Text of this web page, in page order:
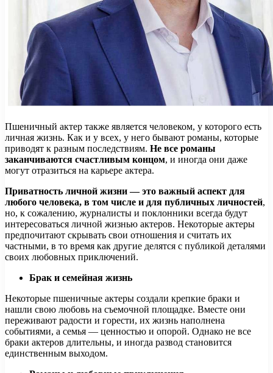
Пшеничный актер также является человеком, у которого есть
личная жизнь. Как и у всех, у него бывают романы, которые
приводят к разным последствиям. Не все романы
заканчиваются счастливым концом, и иногда они даже
могут отразиться на карьере актера.
Приватность личной жизни — это важный аспект для
любого человека, в том числе и для публичных личностей,
но, к сожалению, журналисты и поклонники всегда будут
интересоваться личной жизнью актеров. Некоторые актеры
предпочитают скрывать свои отношения и считать их
частными, в то время как другие делятся с публикой деталями
своих любовных приключений.
Брак и семейная жизнь
Некоторые пшеничные актеры создали крепкие браки и
нашли свою любовь на съемочной площадке. Вместе они
переживают радости и горести, их жизнь наполнена
событиями, а семья — ценностью и опорой. Однако не все
браки актеров длительны, и иногда развод становится
единственным выходом.